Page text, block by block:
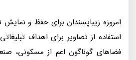
امروزه زیبا‌پسندان برای حفظ و نمایش
استفاده از تصاویر برای اهداف
فضاهای گوناگون اعم از مسکونی،